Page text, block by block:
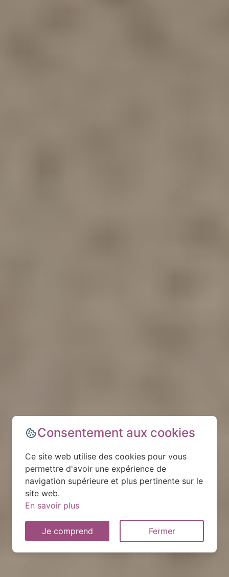
Consentement aux cookies
Ce site web utilise des cookies pour vous
permettre d'avoir une expérience de
navigation supérieure et plus pertinente sur le
site web.
En savoir plus
Je comprend Fermer